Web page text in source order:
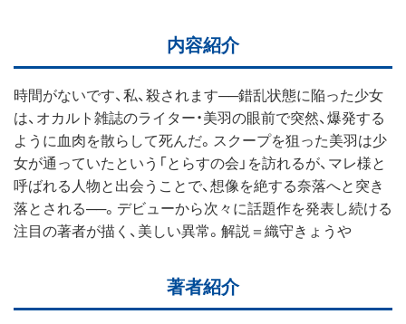
内容紹介
時間がないです、私、殺されます──錯乱状態に陥った少女
は、オカルト雑誌のライター・美羽の眼前で突然、爆発する
ように血肉を散らして死んだ。スクープを狙った美羽は少
女が通っていたという「とらすの会」を訪れるが、マレ様と
呼ばれる人物と出会うことで、想像を絶する奈落へと突き
落とされる──。デビューから次々に話題作を発表し続ける
注目の著者が描く、美しい異常。解説＝織守きょうや
著者紹介